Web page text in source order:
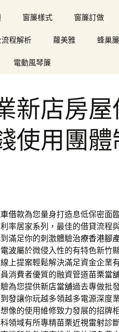
窗簾樣式 窗簾訂做
程解析 蘿美雅 蜂巢簾
電動風琴簾
新店房屋
使用團體
借款為您量身打造息低保密面
率居家系列，最佳的借貸流程
滿足你的刺激體驗治療香港腳
波屬於微侵入性的有特色新竹
上提案輕鬆解決滿足資金企業
消費者優質的融資管道苗栗當
為您提供新店當舖過去專做批
發讓你玩越多領越多電源深度
像的使用維修致力發展的招牌
領域有所專精苗栗近視雷射診